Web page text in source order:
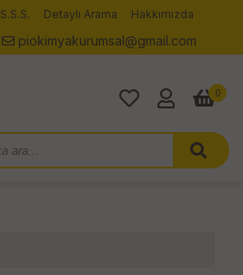
S.S.S. Detaylı Arama Hakkımızda
piokimyakurumsal@gmail.com
0